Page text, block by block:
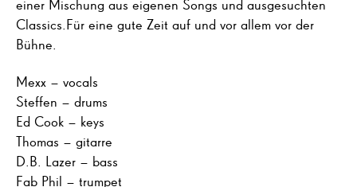
einer Mischung aus eigenen Songs und ausgesuchten
Classics.Für eine gute Zeit auf und vor allem vor der
Bühne.
Mexx – vocals
Steffen – drums
Ed Cook – keys
Thomas – gitarre
D.B. Lazer – bass
Fab Phil – trumpet